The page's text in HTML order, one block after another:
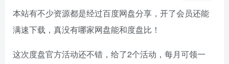
本站有不少资源都是经过百度网盘分享，开了会员还能
满速下载，真没有哪家网盘能和度盘比！
这次度盘官方活动还不错，给了2个活动，每月可领一